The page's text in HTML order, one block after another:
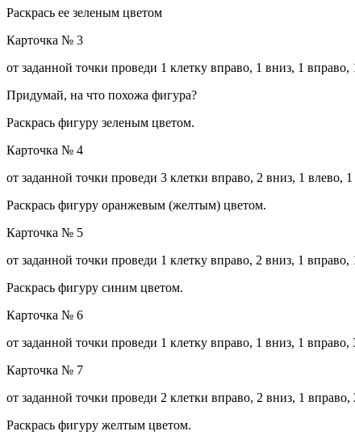
Раскрась ее зеленым цветом
Карточка № 3
от заданной точки проведи 1 клетку вправо, 1 вниз, 1 вправо,
Придумай, на что похожа фигура?
Раскрась фигуру зеленым цветом.
Карточка № 4
от заданной точки проведи 3 клетки вправо, 2 вниз, 1 влево,
Раскрась фигуру оранжевым (желтым) цветом.
Карточка № 5
от заданной точки проведи 1 клетку вправо, 2 вниз, 1 вправо,
Раскрась фигуру синим цветом.
Карточка № 6
от заданной точки проведи 1 клетку вправо, 1 вниз, 1
Карточка № 7
от заданной точки проведи 2 клетки вправо, 2 вниз, 1
Раскрась фигуру желтым цветом.